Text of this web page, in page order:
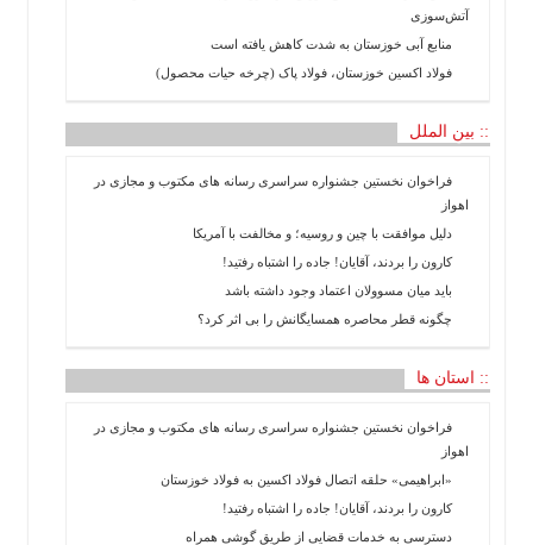
آتش‌سوزی
منابع آبی خوزستان به شدت کاهش یافته است
فولاد اکسین خوزستان، فولاد پاک (چرخه حیات محصول)
:: بین الملل
فراخوان نخستین جشنواره سراسری رسانه های مکتوب و مجازی در
اهواز
دلیل موافقت با چین و روسیه؛ و مخالفت با آمریکا
کارون را بردند، آقایان! جاده را اشتباه رفتید!
باید میان مسوولان اعتماد وجود داشته باشد
چگونه قطر محاصره همسایگانش را بی اثر کرد؟
:: استان ها
فراخوان نخستین جشنواره سراسری رسانه های مکتوب و مجازی در
اهواز
«ابراهیمی» حلقه اتصال فولاد اکسین به فولاد خوزستان
کارون را بردند، آقایان! جاده را اشتباه رفتید!
دسترسی به خدمات قضایی از طریق گوشی همراه